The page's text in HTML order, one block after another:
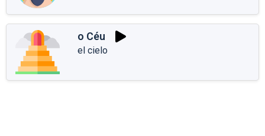
o Céu
el cielo